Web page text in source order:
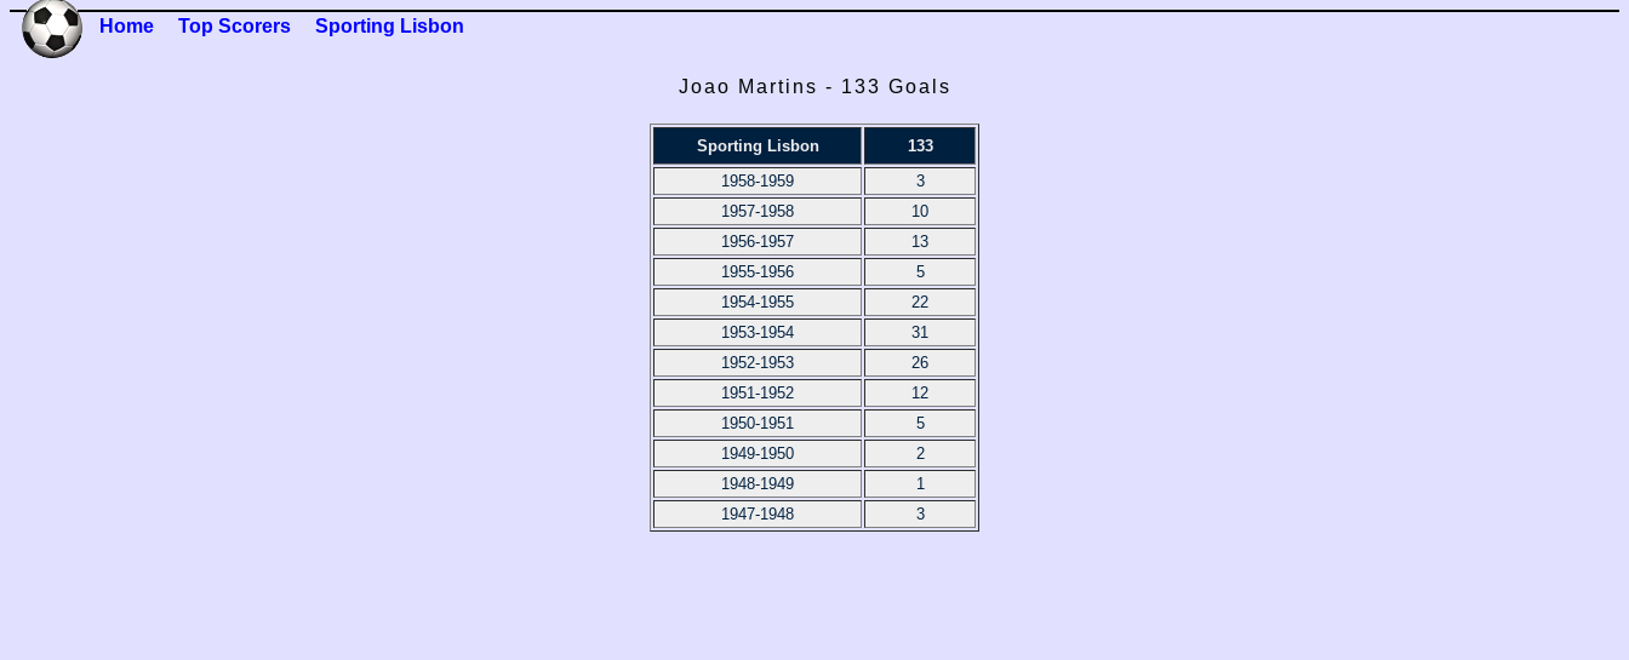
Home Top Scorers Sporting Lisbon
Joao Martins - 133 Goals
Sporting Lisbon
133
1958-1959
3
1957-1958
10
1956-1957
13
1955-1956
5
1954-1955
22
1953-1954
31
1952-1953
26
1951-1952
12
1950-1951
5
1949-1950
2
1948-1949
1
1947-1948
3